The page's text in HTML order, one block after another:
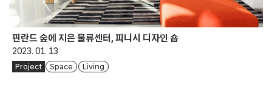
핀란드 숲에 지은 물류센터, 피니시 디자인 숍
2023. 01. 13
Project Space Living